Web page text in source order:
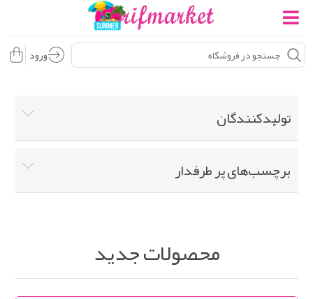
ورود
تولید‌کنندگان
برچسب‌های پر طرفدار
محصولات جدید